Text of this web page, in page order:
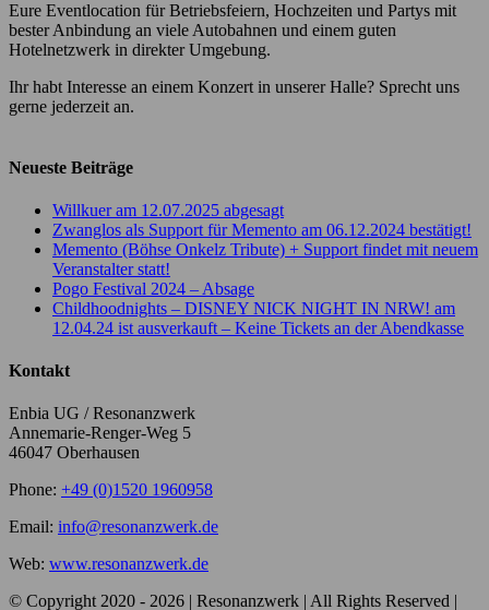
Eure Eventlocation für Betriebsfeiern, Hochzeiten und Partys mit
bester Anbindung an viele Autobahnen und einem guten
Hotelnetzwerk in direkter Umgebung.
Ihr habt Interesse an einem Konzert in unserer Halle? Sprecht uns
gerne jederzeit an.
Neueste Beiträge
Willkuer am 12.07.2025 abgesagt
Zwanglos als Support für Memento am 06.12.2024 bestätigt!
Memento (Böhse Onkelz Tribute) + Support findet mit neuem
Veranstalter statt!
Pogo Festival 2024 – Absage
Childhoodnights – DISNEY NICK NIGHT IN NRW! am
12.04.24 ist ausverkauft – Keine Tickets an der Abendkasse
Kontakt
Enbia UG / Resonanzwerk
Annemarie-Renger-Weg 5
46047 Oberhausen
Phone: +49 (0)1520 1960958
Email: info@resonanzwerk.de
Web: www.resonanzwerk.de
© Copyright 2020 - 2026 | Resonanzwerk | All Rights Reserved |